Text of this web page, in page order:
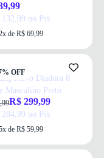
132,99 no Pix
de R$ 69,99
OFF
Diadora 8
Masculino Preto
R$ 299,99
284,99 no Pix
de R$ 59,99